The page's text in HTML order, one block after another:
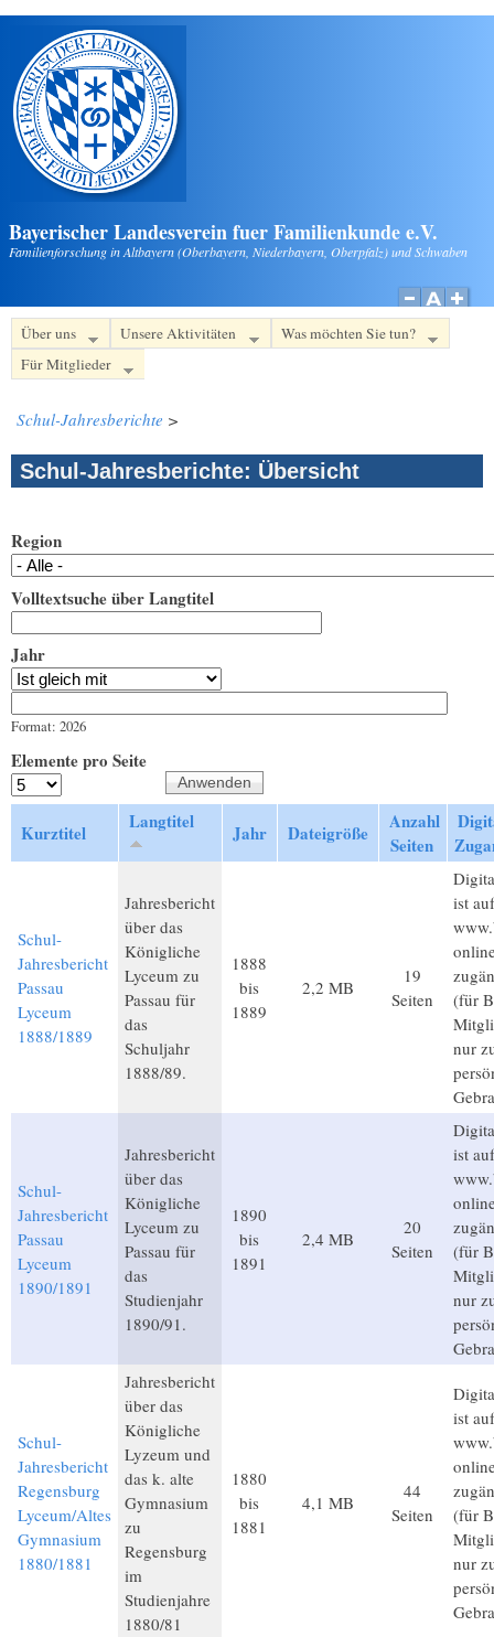
Direkt zum Inhalt
Bayerischer Landesverein fuer Familienkunde e.V.
Familienforschung in Altbayern (Oberbayern, Niederbayern, Oberpfalz) und Schwaben
Über uns Unsere Aktivitäten
Was möchten Sie tun?
Für Mitglieder
Schul-Jahresberichte >
Schul-Jahresberichte: Übersicht
Region
Volltextsuche über Langtitel
Jahr
Format: 2026
Elemente pro Seite
Kurztitel Langtitel Jahr Dateigröße
Anzahl
Seiten
Schul-
Jahresbericht
Passau
Lyceum
1888/1889
Jahresbericht
über das
Königliche
Lyceum zu
Passau für
das
Schuljahr
1888/89.
1888
bis
1889
2,2 MB
19
Seiten
ist auf
(für
nur
Schul-
Jahresbericht
Passau
Lyceum
1890/1891
Jahresbericht
über das
Königliche
Lyceum zu
Passau für
das
Studienjahr
1890/91.
1890
bis
1891
2,4 MB
20
Seiten
ist auf
(für
nur
Schul-
Jahresbericht
Regensburg
Lyceum/Altes
Gymnasium
1880/1881
Jahresbericht
über das
Königliche
Lyzeum und
das k. alte
Gymnasium
zu
Regensburg
im
Studienjahre
1880/81
1880
bis
1881
4,1 MB
44
Seiten
ist auf
(für
nur